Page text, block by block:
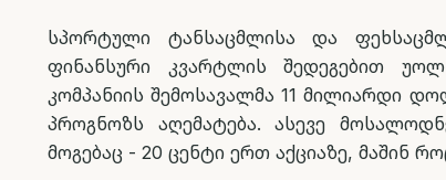
სპორტული ტანსაცმლისა და
ფინანსური კვარტლის შედეგებით
კომპანიის შემოსავალმა 11 მილიარდი
პროგნოზს აღემატება. ასევე
მოგებაც - 20 ცენტი ერთ აქციაზე, მაშინ